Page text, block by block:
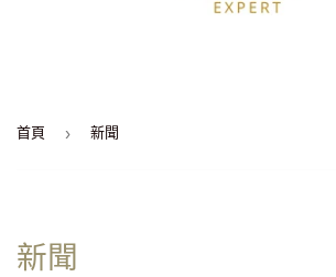
首頁 › 新聞
新聞